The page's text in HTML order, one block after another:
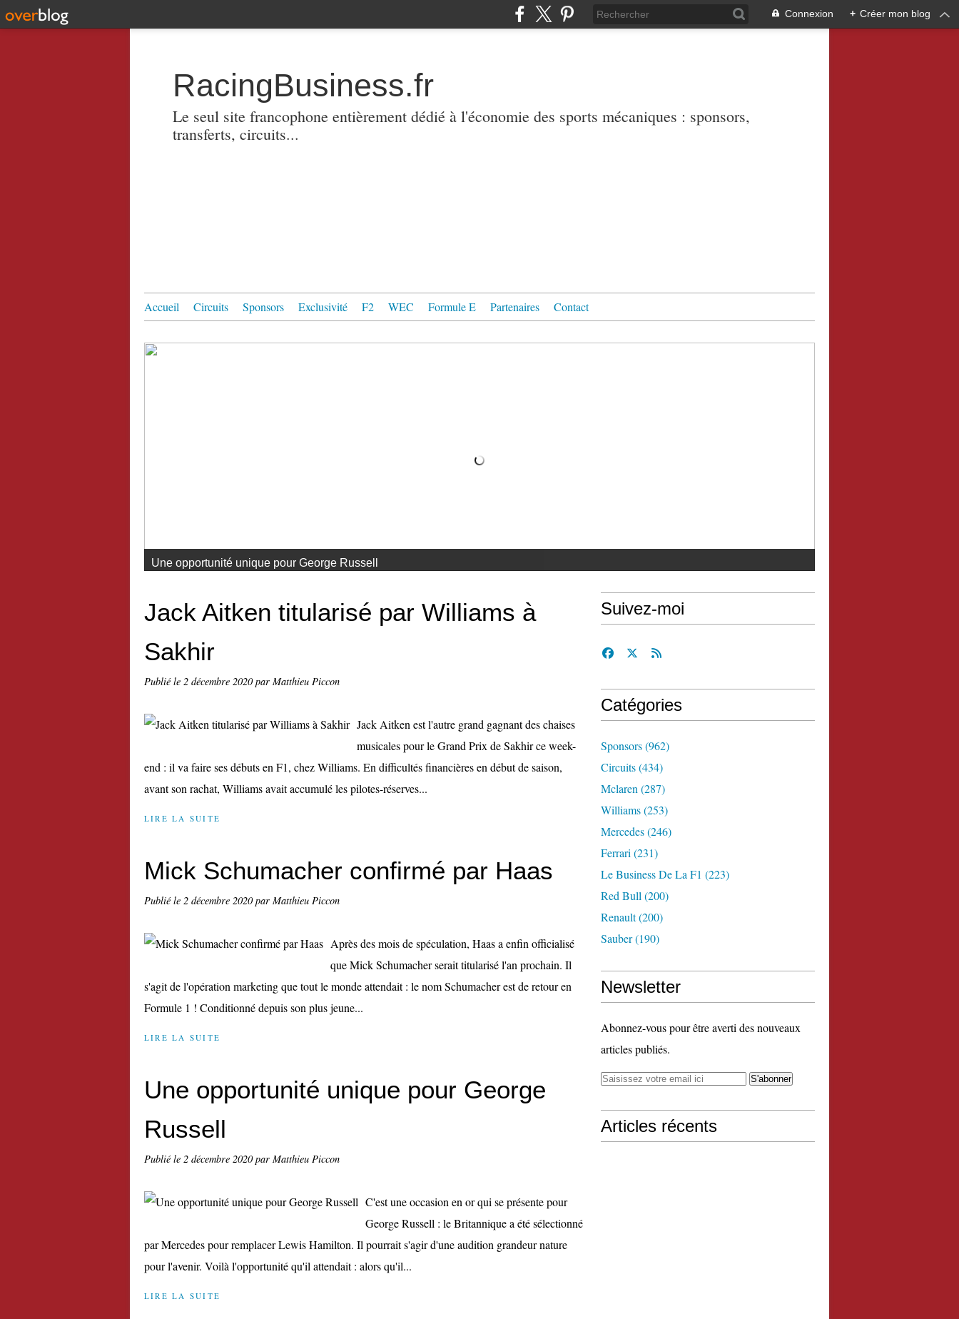
Connexion + Créer mon blog
RacingBusiness.fr
Le seul site francophone entièrement dédié à l'économie des sports mécaniques : sponsors,
transferts, circuits...
Accueil Circuits Sponsors Exclusivité F2 WEC Formule E Partenaires Contact
Une opportunité unique pour George Russell
Jack Aitken titularisé par Williams à
Sakhir
Publié le 2 décembre 2020par Matthieu Piccon
Jack Aitken est l'autre grand gagnant des chaises
musicales pour le Grand Prix de Sakhir ce week-
end : il va faire ses débuts en F1, chez Williams. En difficultés financières en début de saison,
avant son rachat, Williams avait accumulé les pilotes-réserves...
LIRE LA SUITE
Mick Schumacher confirmé par Haas
Publié le 2 décembre 2020par Matthieu Piccon
Après des mois de spéculation, Haas a enfin officialisé
que Mick Schumacher serait titularisé l'an prochain. Il
s'agit de l'opération marketing que tout le monde attendait : le nom Schumacher est de retour en
Formule 1 ! Conditionné depuis son plus jeune...
LIRE LA SUITE
Une opportunité unique pour George
Russell
Publié le 2 décembre 2020par Matthieu Piccon
C'est une occasion en or qui se présente pour
George Russell : le Britannique a été sélectionné
par Mercedes pour remplacer Lewis Hamilton. Il pourrait s'agir d'une audition grandeur nature
pour l'avenir. Voilà l'opportunité qu'il attendait : alors qu'il...
LIRE LA SUITE
Suivez-moi
Catégories
Sponsors(962)
Circuits(434)
Mclaren (287)
Williams(253)
Mercedes(246)
Ferrari (231)
Le Business De La F1 (223)
Red Bull (200)
Renault(200)
Sauber(190)
Newsletter
Abonnez-vous pour être averti des nouveaux
articles publiés.
Articles récents